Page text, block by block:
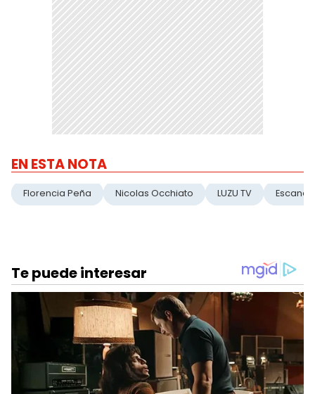
EN ESTA NOTA
Florencia Peña Nicolas Occhiato LUZU TV